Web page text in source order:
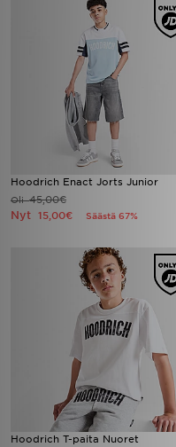
Hoodrich Enact Jorts Junior
Oli45,00€
Nyt 15,00€ Säästä 67%
Hoodrich T-paita Nuoret